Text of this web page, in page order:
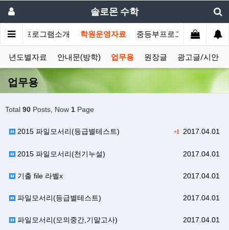
솔로몬 수학
인 프로그램소개 학원운영자료 중등부프로그램 고등부
년도별자료 안내문(방학) 업무용 원장글 광고글/시안
업무용
Total 90 Posts, Now 1 Page
+1 2017.04.01
2015 파일모서리(등급별테스트)
2017.04.01
2015 파일모서리(천기누설)
2017.04.01
기출 file 라벨x
2017.04.01
파일모서리(등급별테스트)
2017.04.01
파일모서리(모의중간,기말고사)